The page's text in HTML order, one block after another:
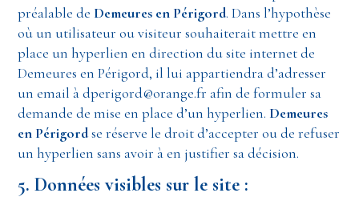
préalable de Demeures en Périgord. Dans l’hypothèse
où un utilisateur ou visiteur souhaiterait mettre en
place un hyperlien en direction du site internet de
Demeures en Périgord, il lui appartiendra d’adresser
un email à dperigord@orange.fr afin de formuler sa
demande de mise en place d’un hyperlien. Demeures
en Périgordse réserve le droit d’accepter ou de refuser
un hyperlien sans avoir à en justifier sa décision.
5. Données visibles sur le site :